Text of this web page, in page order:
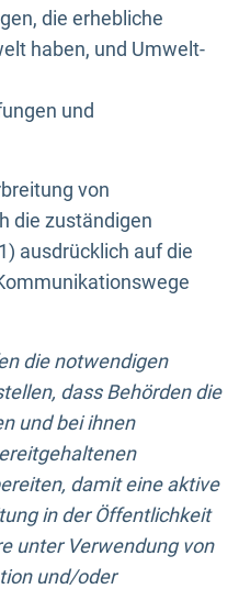
die erhebliche
haben, und Umwelt-
und
von
die zuständigen
ausdrücklich auf die
die notwendigen
dass Behörden die
und bei ihnen
damit eine aktive
in der Öffentlichkeit
unter Verwendung von
und/oder